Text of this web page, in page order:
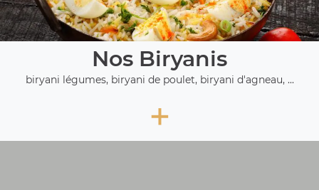
Nos Biryanis
biryani légumes, biryani de poulet, biryani d'agneau, ...
+